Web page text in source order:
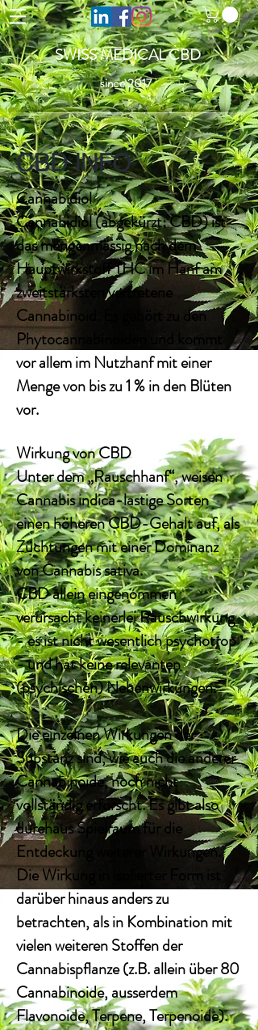
SWISS MEDICAL CBD
since 2017
CBD INFO
Cannabidiol
Cannabidiol (abgekürzt: CBD) ist
das mengenmässig nach dem
Hauptwirkstoff THC im Hanf am
zweitstärksten vertretene
Cannabinoid. Es gehört zu den
Phytocannabinoiden und kommt
vor allem im Nutzhanf mit einer
Menge von bis zu 1 % in den Blüten
vor.
Wirkung von CBD
Unter dem „Rauschhanf“, weisen
Cannabis indica-lastigeSorten
einen höheren CBD-Gehalt auf, als
Züchtungen mit einer Dominanz
von Cannabissativa.
CBD allein eingenommen
verursacht keinerlei Rauschwirkung
- es ist nicht wesentlich psychotrop
- und hat keine relevanten
(psychischen) Nebenwirkungen.
Die einzelnen Wirkungen der
Substanz sind, wie auch die anderer
Cannabinoide, noch nicht
vollständig erforscht. Es gibt also
durchaus Spielraum für die
Entdeckung weiterer Wirkungen.
Die Wirkung in isolierter Form ist
darüber hinaus anders zu
betrachten, als in Kombination mit
vielen weiteren Stoffen der
Cannabispflanze (z.B. allein über 80
Cannabinoide, ausserdem
Flavonoide,Terpene,Terpenoide).